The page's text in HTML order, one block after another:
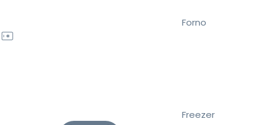
Forno
Freezer